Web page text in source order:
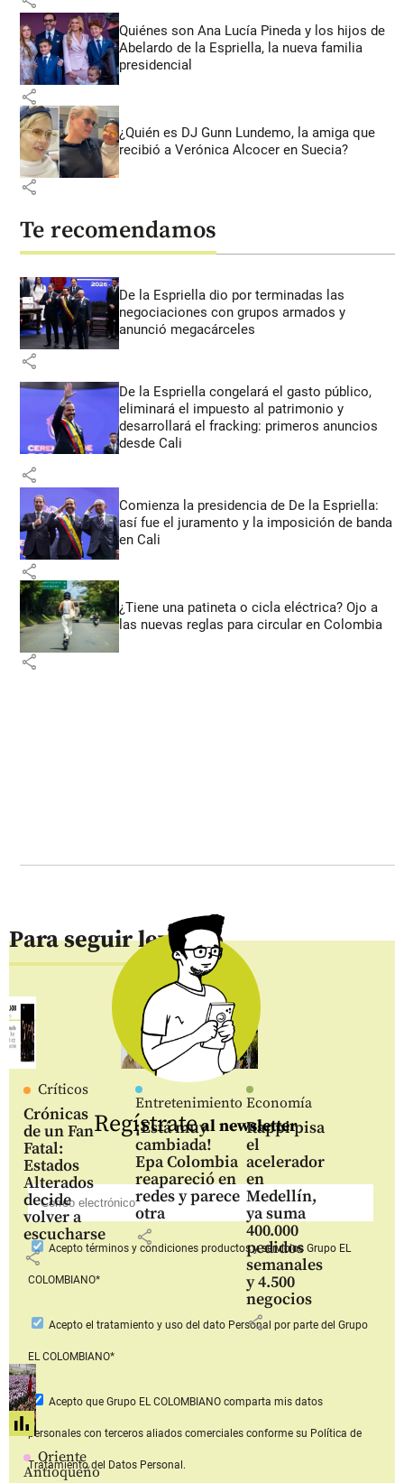
Quiénes son Ana Lucía Pineda y los hijos de
Abelardo de la Espriella, la nueva familia
presidencial
share
¿Quién es DJ Gunn Lundemo, la amiga que
recibió a Verónica Alcocer en Suecia?
share
Te recomendamos
De la Espriella dio por terminadas las
negociaciones con grupos armados y
anunció megacárceles
share
De la Espriella congelará el gasto público,
eliminará el impuesto al patrimonio y
desarrollará el fracking: primeros anuncios
desde Cali
share
Comienza la presidencia de De la Espriella:
así fue el juramento y la imposición de banda
en Cali
share
¿Tiene una patineta o cicla eléctrica? Ojo a
las nuevas reglas para circular en Colombia
share
Para seguir leyendo
Críticos
Crónicas
de un Fan
Fatal:
Estados
Alterados
decide
volver a
escucharse
share
Entretenimiento
¡Está muy
cambiada!
Epa Colombia
reapareció en
redes y parece
otra
share
Economía
Rappi pisa
el
acelerador
en
Medellín,
ya suma
400.000
pedidos
semanales
y 4.500
negocios
share
Oriente
Antioqueño
Regístrateal newsletter
Aceptotérminos y condiciones productos y serviciosGrupo EL
COLOMBIANO*
Acepto el tratamiento y uso del dato Personal por parte del Grupo
EL COLOMBIANO*
Acepto que Grupo EL COLOMBIANOcomparta mis datos
personales con terceros aliados comerciales conforme su Política de
Tratamiento del Datos Personal.